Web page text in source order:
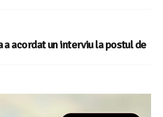
a acordat un interviu la postul de